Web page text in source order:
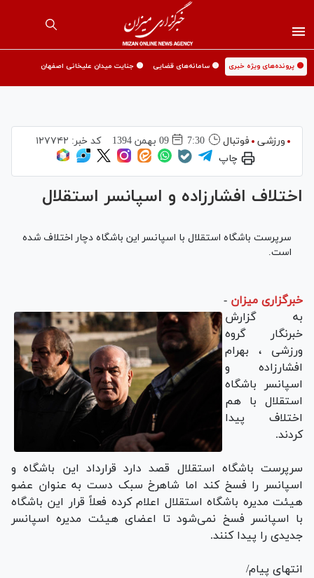
🟡 پرونده‌های ویژه خبری 🟡 سامانه‌های قضایی 🟡 جنایت میدان علیخانی اصفهان
ورزشی فوتبال 7:30 09 بهمن 1394 کد خبر: ۱۲۷۷۴۲
چاپ
اختلاف افشارزاده و اسپانسر استقلال
سرپرست باشگاه استقلال با اسپانسر این باشگاه دچار اختلاف شده
است.
خبرگزاری میزان -
به گزارش
خبرنگار گروه
ورزشی ، بهرام
افشارزاده و
اسپانسر باشگاه
استقلال با هم
اختلاف پيدا
كردند.
سرپرست باشگاه استقلال قصد دارد قرارداد این باشگاه و
اسپانسر را فسخ کند اما شاهرخ سبک دست به عنوان عضو
هیئت مدیره باشگاه استقلال اعلام کرده فعلاً قرار این باشگاه
با اسپانسر فسخ نمی‌شود تا اعضای هیئت مدیره اسپانسر
جدیدی را پیدا کنند.
انتهای پیام/